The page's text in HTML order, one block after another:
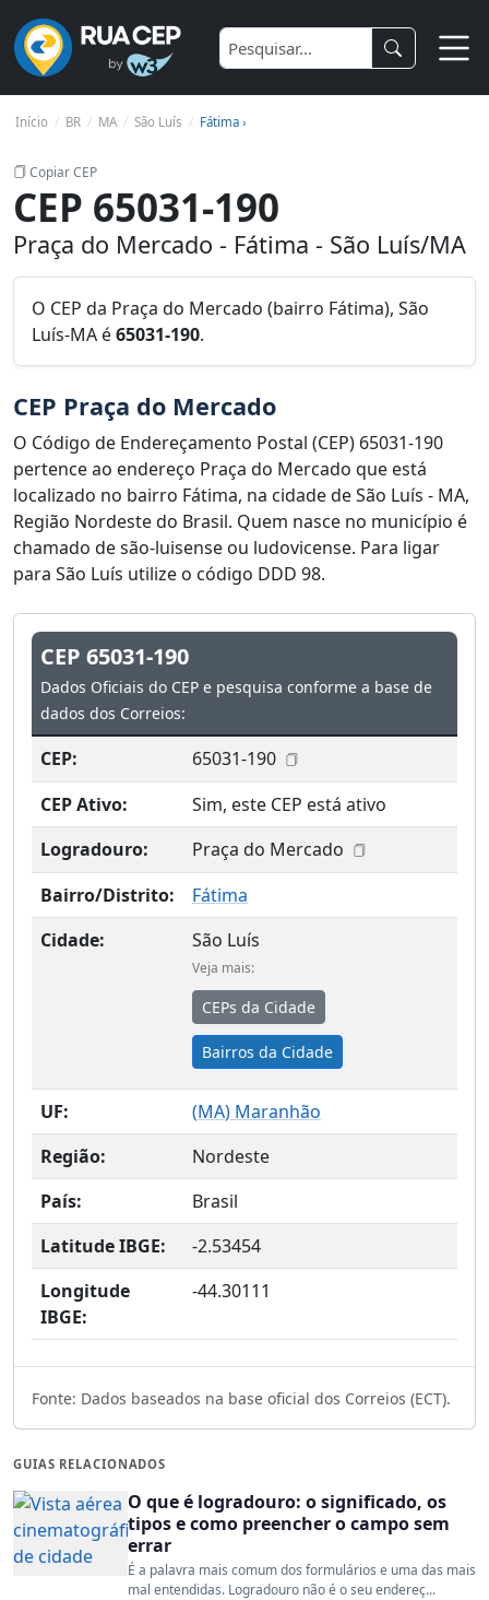
Início BR MA São Luís Fátima ›
Copiar CEP
CEP 65031-190
Praça do Mercado - Fátima - São Luís/MA
O CEP da Praça do Mercado (bairro Fátima), São
Luís-MA é65031-190.
CEP Praça do Mercado
O Código de Endereçamento Postal (CEP) 65031-190
pertence ao endereço Praça do Mercado que está
localizado no bairro Fátima, na cidade de São Luís - MA,
Região Nordeste do Brasil. Quem nasce no município é
chamado de são-luisense ou ludovicense. Para ligar
para São Luís utilize o código DDD 98.
CEP 65031-190
Dados Oficiais do CEP e pesquisa conforme a base de
dados dos Correios:
CEP:
65031-190
CEP Ativo:
Sim, este CEP está ativo
Logradouro:
Praça do Mercado
Bairro/Distrito:
Fátima
Cidade:
São Luís
Veja mais:
CEPs da Cidade
Bairros da Cidade
UF: (MA) Maranhão
Região:
Nordeste
País:
Brasil
Latitude IBGE:
-2.53454
Longitude
IBGE:
-44.30111
Fonte: Dados baseados na base oficial dos Correios (ECT).
GUIAS RELACIONADOS
O que é logradouro: o significado, os
tipos e como preencher o campo sem
errar
É a palavra mais comum dos formulários e uma das mais
mal entendidas. Logradouro não é o seu endereç...